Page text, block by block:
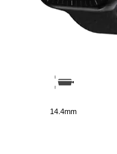
14.4mm